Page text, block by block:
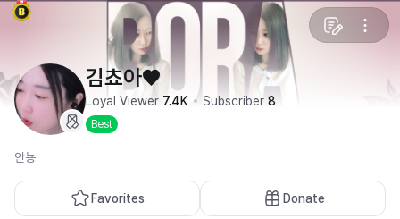
김쵸아♥
Loyal Viewer 7.4K Subscriber 8
Best
안뇽
Favorites Donate